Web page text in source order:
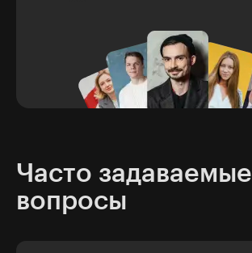
Часто задаваемые
вопросы